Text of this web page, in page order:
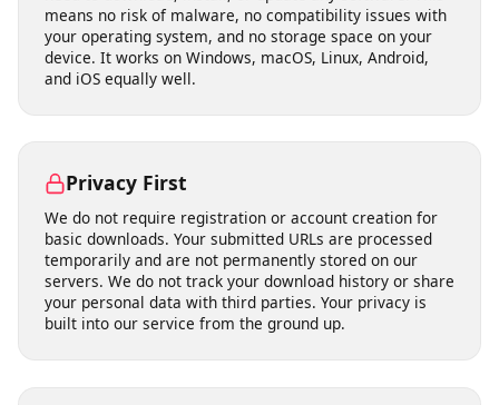
Our tool runs entirely in your web browser. There is no
means no risk of malware, no compatibility issues with
your operating system, and no storage space on your
device. It works on Windows, macOS, Linux, Android,
and iOS equally well.
Privacy First